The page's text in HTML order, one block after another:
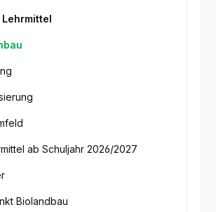
ab Schuljahr 2026/2027
Biolandbau